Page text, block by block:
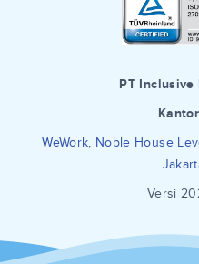
PT Inclusive
WeWork, Noble House
Versi